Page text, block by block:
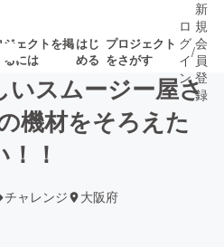
ジェクトを掲
るには
はじ
める
プロジェクト
をさがす
プロ
募集終了が近いプ
ロ
グ
イ
ン
/
新
規
会
員
登
録
いスムージー屋さ
機材をそろえた
！！
チャレンジ 大阪府